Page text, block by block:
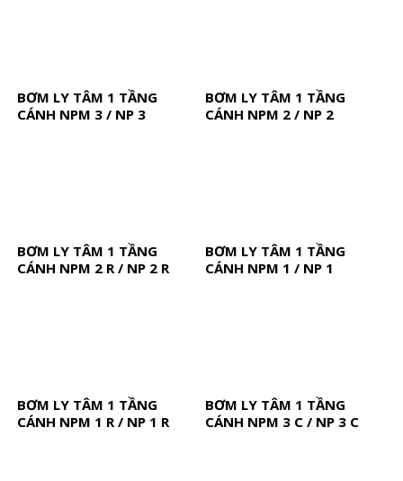
BƠM LY TÂM 1 TẦNG
CÁNH NPM 3 / NP 3
BƠM LY TÂM 1 TẦNG
CÁNH NPM 2 / NP 2
BƠM LY TÂM 1 TẦNG
CÁNH NPM 2 R / NP 2 R
BƠM LY TÂM 1 TẦNG
CÁNH NPM 1 / NP 1
BƠM LY TÂM 1 TẦNG
CÁNH NPM 1 R / NP 1 R
BƠM LY TÂM 1 TẦNG
CÁNH NPM 3 C / NP 3 C